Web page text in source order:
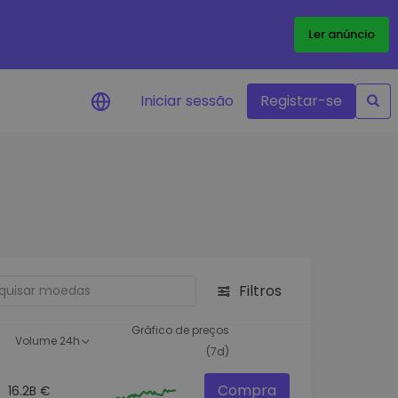
Ler anúncio
investimento
Ideias inteligentes para um
desempenho ótimo
Iniciar sessão Registar-se
Filtros
Volume 24h
Gráfico de preços
(7d)
16.2B € Compra